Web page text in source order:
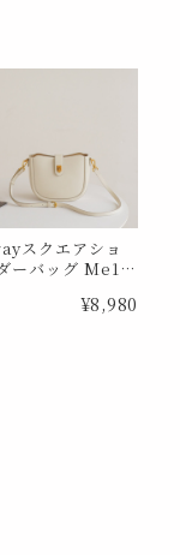
スクエアショ
ーバッグ Me18
¥8,980